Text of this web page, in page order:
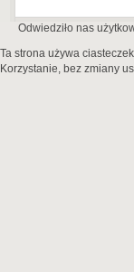
Odwiedziło nas
Ta strona używa
Korzystanie, bez zmiany